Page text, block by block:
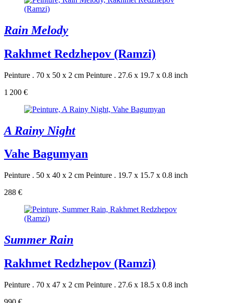
Rain Melody
Rakhmet Redzhepov (Ramzi)
Peinture . 70 x 50 x 2 cm Peinture . 27.6 x 19.7 x 0.8 inch
1 200 €
A Rainy Night
Vahe Bagumyan
Peinture . 50 x 40 x 2 cm Peinture . 19.7 x 15.7 x 0.8 inch
288 €
Summer Rain
Rakhmet Redzhepov (Ramzi)
Peinture . 70 x 47 x 2 cm Peinture . 27.6 x 18.5 x 0.8 inch